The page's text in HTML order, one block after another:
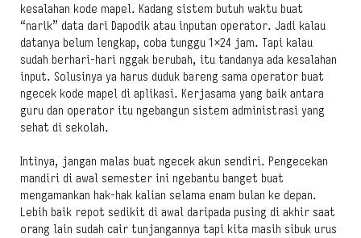
kesalahan kode mapel. Kadang sistem butuh waktu buat
“narik” data dari Dapodik atau inputan operator. Jadi kalau
datanya belum lengkap, coba tunggu 1×24 jam. Tapi kalau
sudah berhari-hari nggak berubah, itu tandanya ada kesalahan
input. Solusinya ya harus duduk bareng sama operator buat
ngecek kode mapel di aplikasi. Kerjasama yang baik antara
guru dan operator itu ngebangun sistem administrasi yang
sehat di sekolah.
Intinya, jangan malas buat ngecek akun sendiri. Pengecekan
mandiri di awal semester ini ngebantu banget buat
mengamankan hak-hak kalian selama enam bulan ke depan.
Lebih baik repot sedikit di awal daripada pusing di akhir saat
orang lain sudah cair tunjangannya tapi kita masih sibuk urus